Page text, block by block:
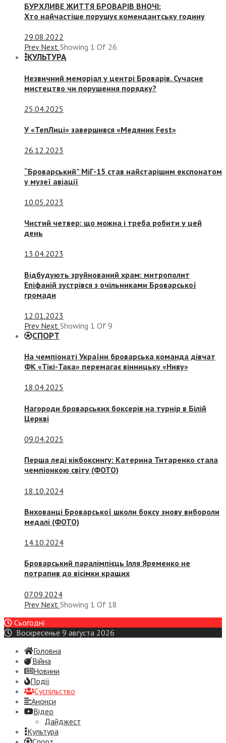
БУРХЛИВЕ ЖИТТЯ БРОВАРІВ ВНОЧІ:
Хто найчастіше порушує комендантську годину
29.08.2022
Prev Next Showing 1 Of 26
КУЛЬТУРА
Незвичний меморіал у центрі Броварів. Сучасне
мистецтво чи порушення порядку?
25.04.2025
У «ТепЛиці» завершився «Медяник Fest»
26.12.2023
“Броварський” МіГ-15 став найстарішим експонатом
у музеї авіації
10.05.2023
Чистий четвер: що можна і треба робити у цей
день
13.04.2023
Відбудують зруйнований храм: митрополит
Епіфаній зустрівся з очільниками Броварської
громади
12.01.2023
Prev Next Showing 1 Of 9
СПОРТ
На чемпіонаті України броварська команда дівчат
ФК «Тікі-Така» перемагає вінницьку «Ниву»
18.04.2025
Нагороди броварських боксерів на турнір в Білій
Церкві
09.04.2025
Перша леді кікбоксингу: Катерина Титаренко стала
чемпіонкою світу (ФОТО)
18.10.2024
Вихованці Броварської школи боксу знову вибороли
медалі (ФОТО)
14.10.2024
Броварський паралімпієць Ілля Яременко не
потрапив до вісімки кращих
07.09.2024
Prev Next Showing 1 Of 18
Сьогодні
Воскресенье 9 августа 2026
Головна
Війна
Новини
Події
Суспiльство
Анонси
Відео
Дайджест
Культура